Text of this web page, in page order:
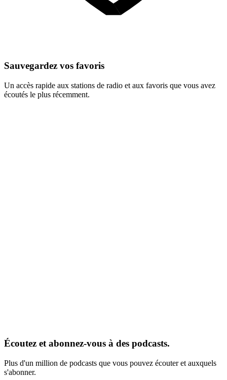
Sauvegardez vos favoris
Un accès rapide aux stations de radio et aux favoris que vous avez
écoutés le plus récemment.
Écoutez et abonnez-vous à des podcasts.
Plus d'un million de podcasts que vous pouvez écouter et auxquels
s'abonner.